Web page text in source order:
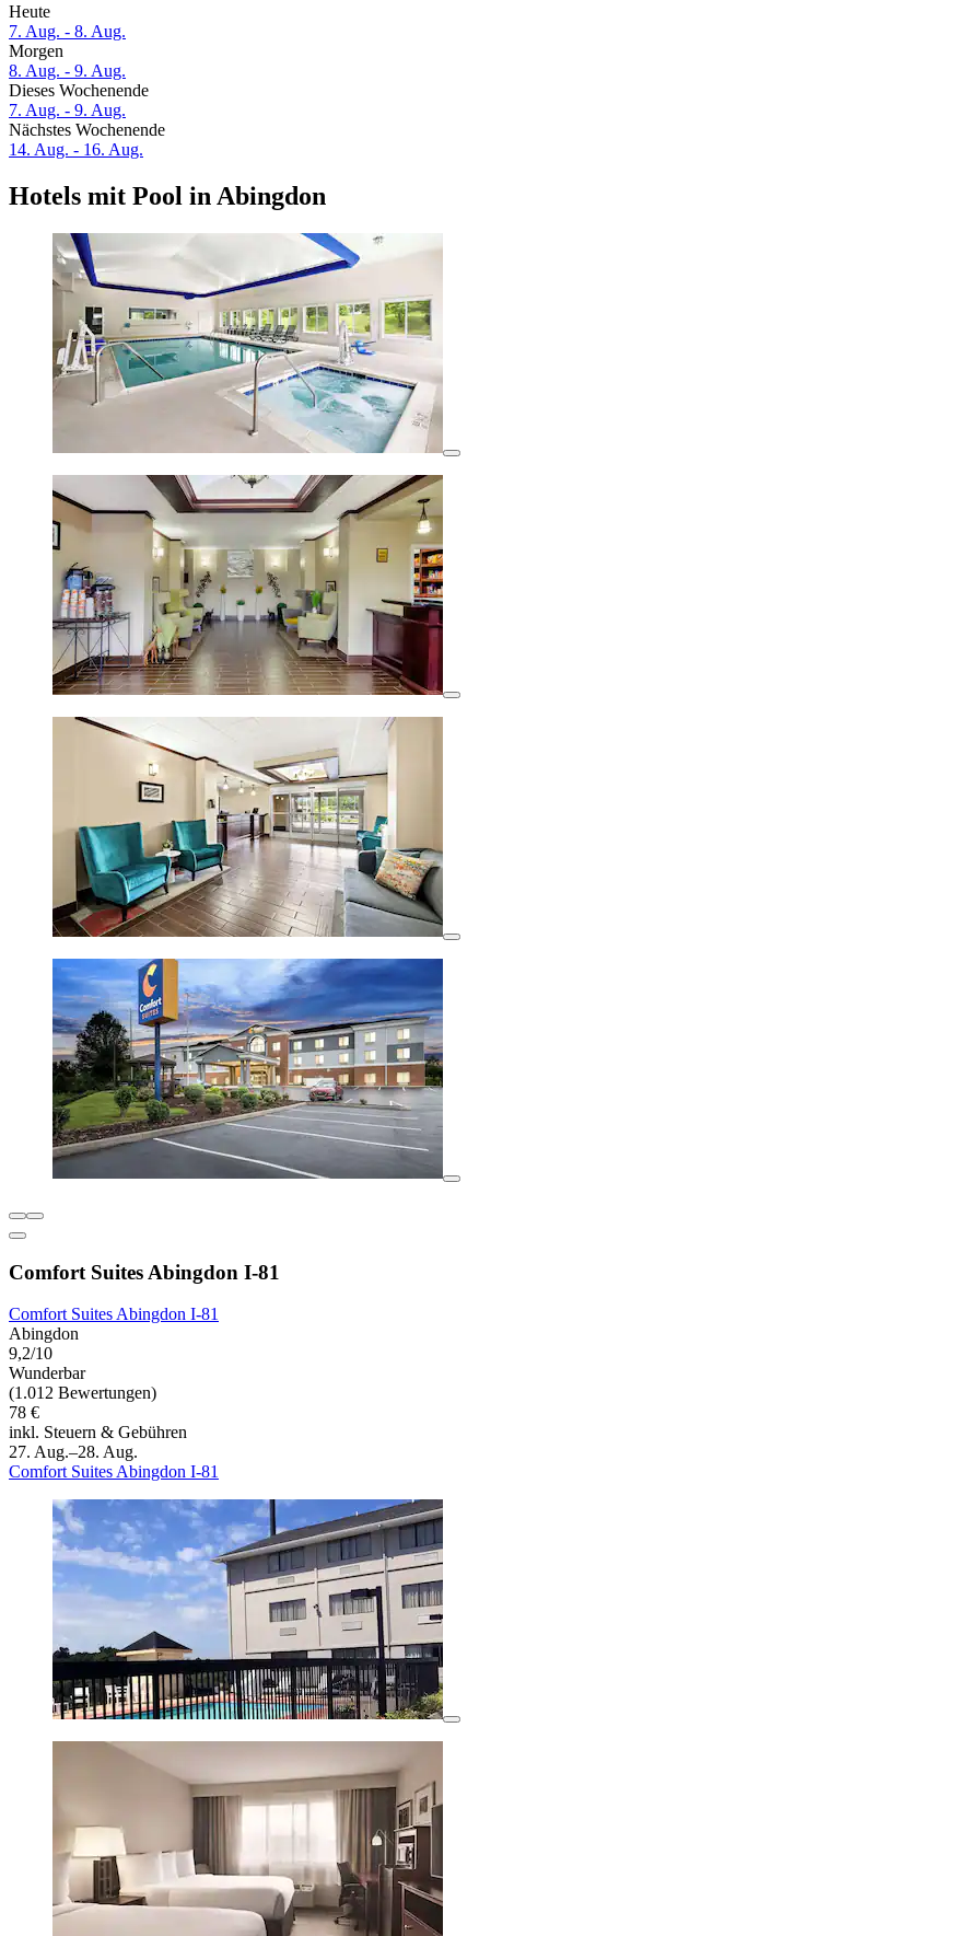
Heute
7. Aug. - 8. Aug.
Morgen
8. Aug. - 9. Aug.
Dieses Wochenende
7. Aug. - 9. Aug.
Nächstes Wochenende
14. Aug. - 16. Aug.
Hotels mit Pool in Abingdon
Comfort Suites Abingdon I-81
Comfort Suites Abingdon I-81
Abingdon
9,2/10
Wunderbar
(1.012 Bewertungen)
78 €
inkl. Steuern & Gebühren
27. Aug.–28. Aug.
Comfort Suites Abingdon I-81